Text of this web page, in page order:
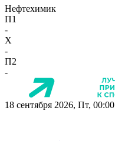
Нефтехимик
П1
-
X
-
П2
-
18 сентября 2026, Пт, 00:00